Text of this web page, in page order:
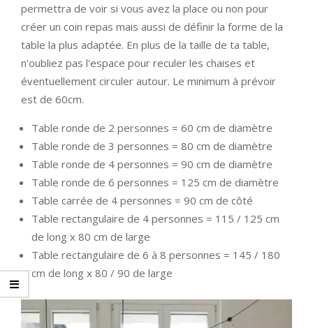
permettra de voir si vous avez la place ou non pour
créer un coin repas mais aussi de définir la forme de la
table la plus adaptée. En plus de la taille de ta table,
n'oubliez pas l'espace pour reculer les chaises et
éventuellement circuler autour. Le minimum à prévoir
est de 60cm.
Table ronde de 2 personnes = 60 cm de diamètre
Table ronde de 3 personnes = 80 cm de diamètre
Table ronde de 4 personnes = 90 cm de diamètre
Table ronde de 6 personnes = 125 cm de diamètre
Table carrée de 4 personnes = 90 cm de côté
Table rectangulaire de 4 personnes = 115 / 125 cm
de long x 80 cm de large
Table rectangulaire de 6 à 8 personnes = 145 / 180
cm de long x 80 / 90 de large